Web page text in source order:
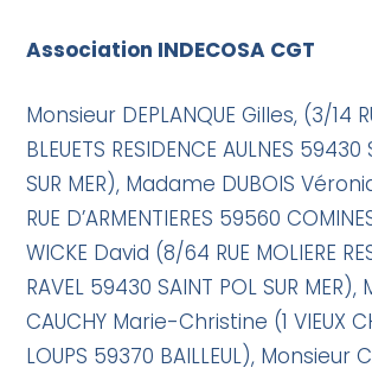
Association INDECOSA CGT
Monsieur DEPLANQUE Gilles, (3/14
BLEUETS RESIDENCE AULNES 59430
SUR MER), Madame DUBOIS
RUE D’ARMENTIERES 59560
WICKE David (8/64 RUE MOLIERE
RAVEL 59430 SAINT POL SUR
CAUCHY Marie-Christine (1 VIEUX
LOUPS 59370 BAILLEUL), Monsieur